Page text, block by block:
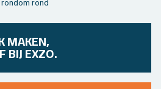
rond
MAKEN,
BIJ EXZO.